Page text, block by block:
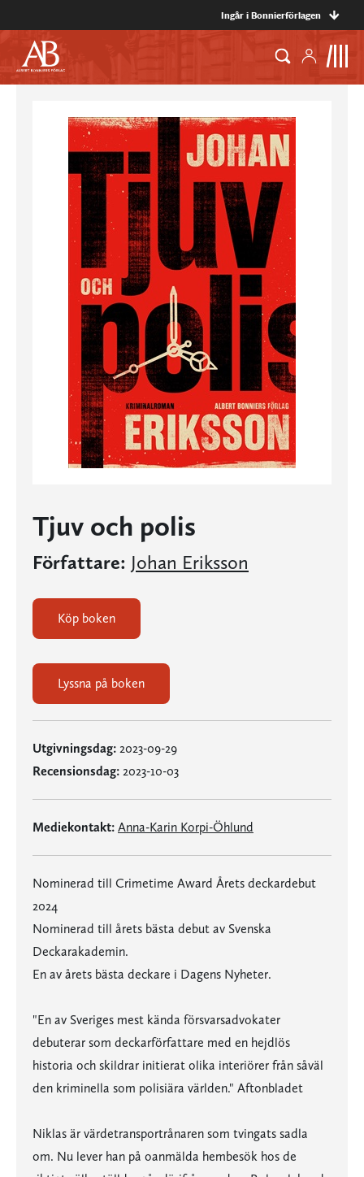
Ingår i Bonnierförlagen
Tjuv och polis
Författare: Johan Eriksson
Köp boken
Lyssna på boken
Utgivningsdag: 2023-09-29
Recensionsdag: 2023-10-03
Mediekontakt: Anna-Karin Korpi-Öhlund
Nominerad till Crimetime Award Årets deckardebut
2024
Nominerad till årets bästa debut av Svenska
Deckarakademin.
En av årets bästa deckare i Dagens Nyheter.
"En av Sveriges mest kända försvarsadvokater
debuterar som deckarförfattare med en hejdlös
historia och skildrar initierat olika interiörer från såväl
den kriminella som polisiära världen." Aftonbladet
Niklas är värdetransportrånaren som tvingats sadla
om. Nu lever han på oanmälda hembesök hos de